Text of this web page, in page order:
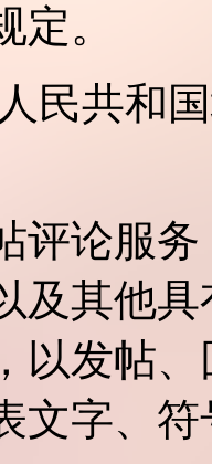
。
民共和
评论服
及其他
以发帖
文字、